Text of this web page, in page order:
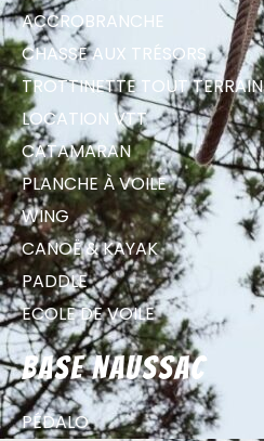
ACCROBRANCHE
CHASSE AUX TRÉSORS
TROTTINETTE TOUT TERRAIN
LOCATION VTT
CATAMARAN
PLANCHE À VOILE
WING
CANOË & KAYAK
PADDLE
ECOLE DE VOILE
Base Naussac
PÉDALO